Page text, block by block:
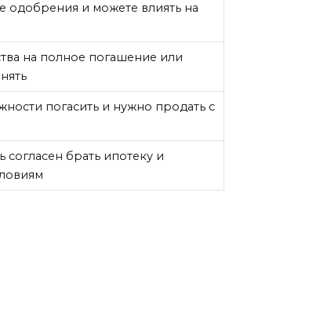
одобрения и можете влиять на
на полное погашение или
погасить и нужно продать с
согласен брать ипотеку и